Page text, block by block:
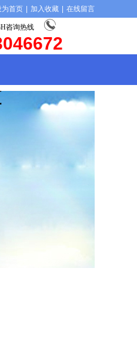
咨询热线
为首页 加入收藏 在线留言